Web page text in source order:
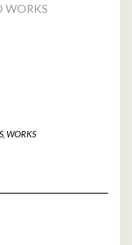
WORKS
, WORKS